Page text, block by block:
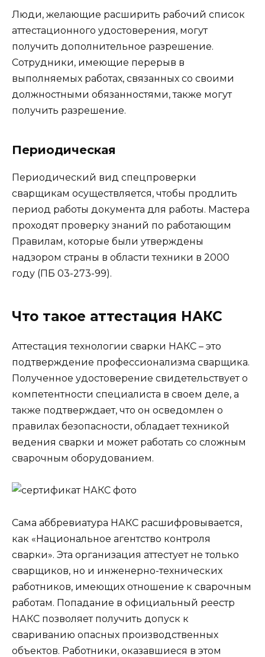
Люди, желающие расширить рабочий список
аттестационного удостоверения, могут
получить дополнительное разрешение.
Сотрудники, имеющие перерыв в
выполняемых работах, связанных со своими
должностными обязанностями, также могут
получить разрешение.
Периодическая
Периодический вид спецпроверки
сварщикам осуществляется, чтобы продлить
период работы документа для работы. Мастера
проходят проверку знаний по работающим
Правилам, которые были утверждены
надзором страны в области техники в 2000
году (ПБ 03-273-99).
Что такое аттестация НАКС
Аттестация технологии сварки НАКС – это
подтверждение профессионализма сварщика.
Полученное удостоверение свидетельствует о
компетентности специалиста в своем деле, а
также подтверждает, что он осведомлен о
правилах безопасности, обладает техникой
ведения сварки и может работать со сложным
сварочным оборудованием.
Сама аббревиатура НАКС расшифровывается,
как «Национальное агентство контроля
сварки». Эта организация аттестует не только
сварщиков, но и инженерно-технических
работников, имеющих отношение к сварочным
работам. Попадание в официальный реестр
НАКС позволяет получить допуск к
свариванию опасных производственных
объектов. Работники, оказавшиеся в этом